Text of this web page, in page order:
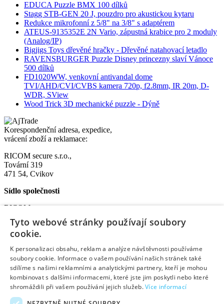
EDUCA Puzzle BMX 100 dílků
Stagg STB-GEN 20 J, pouzdro pro akustickou kytaru
Redukce mikrofonní z 5/8" na 3/8" s adaptérem
ATEUS-9135352E 2N Vario, zápustná krabice pro 2 moduly
(Analog/IP)
Bigjigs Toys dřevěné hračky - Dřevěné natahovací letadlo
RAVENSBURGER Puzzle Disney princezny slaví Vánoce
500 dílků
FD1020WW, venkovní antivandal dome
TVI/AHD/CVI/CVBS kamera 720p, f2.8mm, IR 20m, D-
WDR, SView
Wood Trick 3D mechanické puzzle - Dýně
Korespondenční adresa, expedice,
vrácení zboží a reklamace:
RICOM secure s.r.o.,
Tovární 319
471 54, Cvikov
Sídlo společnosti
RICOM secure s.r.o.
Na Bělidle 1135
Liberec VI-Rochlice
460 06 Liberec
IČO: 08572852
DIČ: CZ08572852
Užitečné informace:
Tyto webové stránky používají soubory
cookie.
K personalizaci obsahu, reklam a analýze návštěvnosti používáme
soubory cookie. Informace o vašem používání našich stránek také
sdílíme s našimi reklamními a analytickými partnery, kteří je mohou
kombinovat s dalšími informacemi, které jste jim poskytli nebo které
shromáždili při vašem používání jejich služeb.Více informací